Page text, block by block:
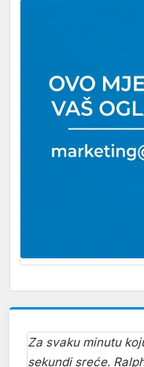
Za svaku minutu
sekundi sreće.